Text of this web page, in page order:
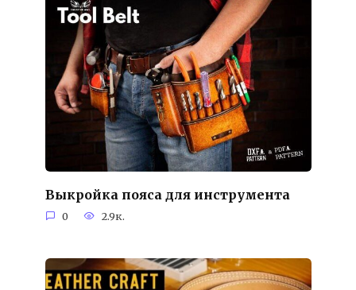
Выкройка пояса для инструмента
0 2.9к.